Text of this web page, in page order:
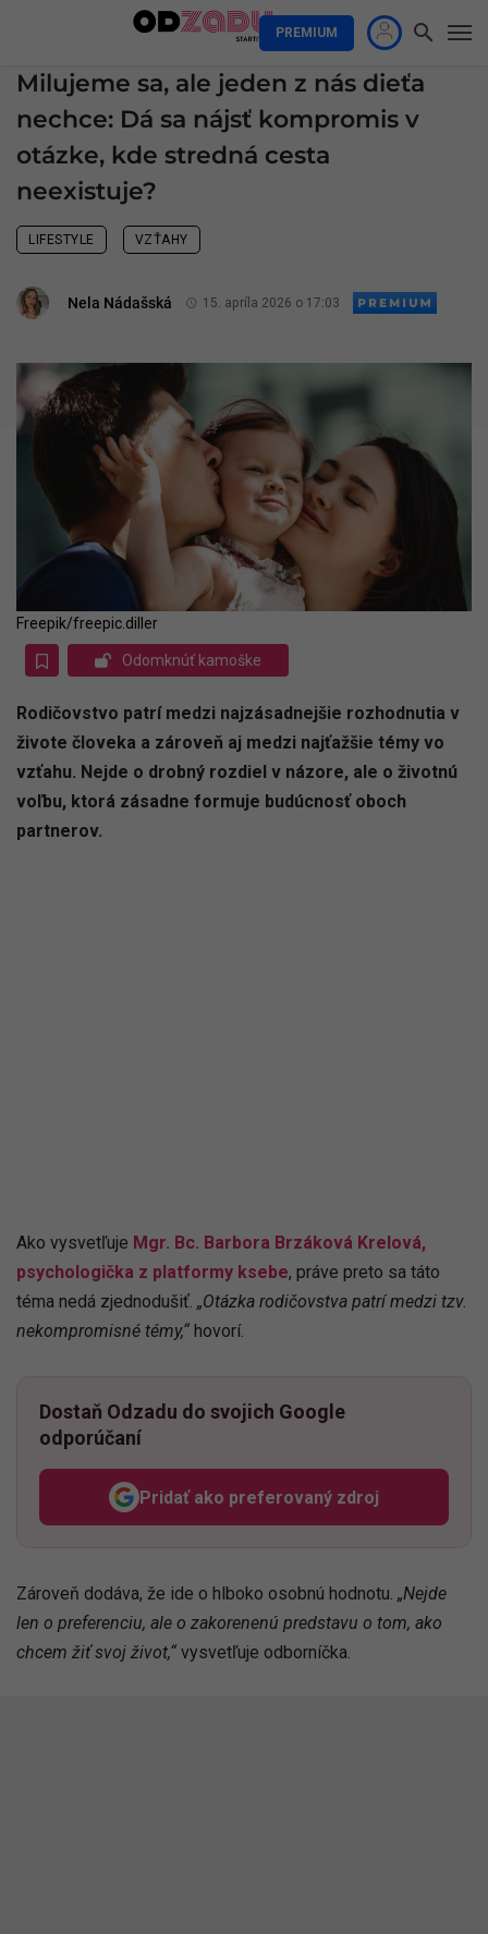
PREMIUM
Milujeme sa, ale jeden z nás dieťa
nechce: Dá sa nájsť kompromis v
otázke, kde stredná cesta
neexistuje?
LIFESTYLE VZŤAHY
Nela Nádašská 15. apríla 2026 o 17:03
Freepik/freepic.diller
Odomknúť kamoške
Rodičovstvo patrí medzi najzásadnejšie rozhodnutia v
živote človeka a zároveň aj medzi najťažšie témy vo
vzťahu. Nejde o drobný rozdiel v názore, ale o životnú
voľbu, ktorá zásadne formuje budúcnosť oboch
partnerov.
Ako vysvetľuje Mgr. Bc. Barbora Brzáková Krelová,
psychologička z platformy ksebe, práve preto sa táto
téma nedá zjednodušiť. „Otázka rodičovstva patrí medzi tzv.
nekompromisné témy,“ hovorí.
Dostaň Odzadu do svojich Google
odporúčaní
Pridať ako preferovaný zdroj
Odzadu, odkaz sa otvorí v
Zároveň dodáva, že ide o hlboko osobnú hodnotu. „Nejde
len o preferenciu, ale o zakorenenú predstavu o tom, ako
chcem žiť svoj život,“ vysvetľuje odborníčka.